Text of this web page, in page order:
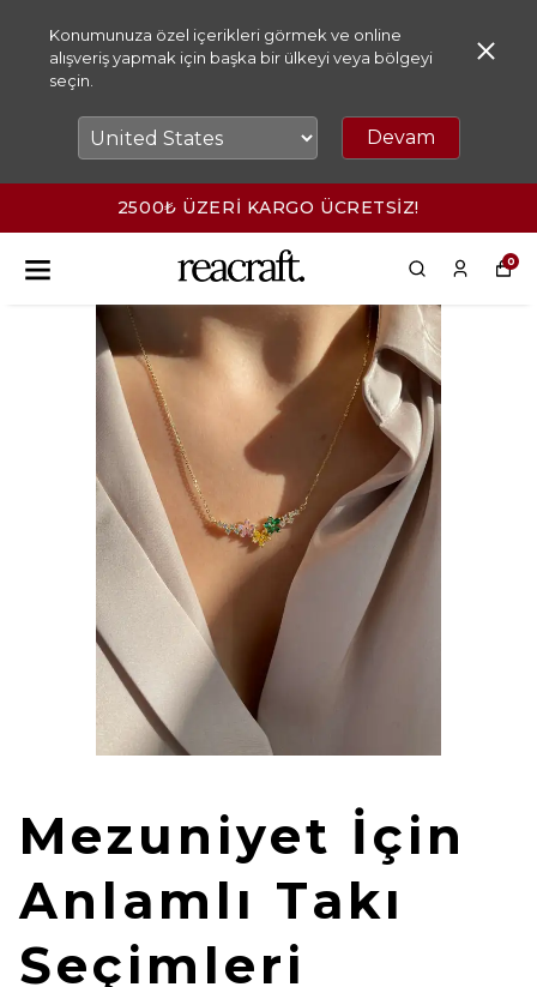
Konumunuza özel içerikleri görmek ve online
alışveriş yapmak için başka bir ülkeyi veya bölgeyi
seçin.
Devam
2500₺ ÜZERİ KARGO ÜCRETSİZ!
0
Mezuniyet İçin
Anlamlı Takı
Seçimleri